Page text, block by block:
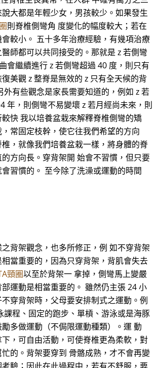
大都是年輕少女，男孩較少。如果發生
則脊椎側彎角 度變化的幅度較大；若在
較小。 五十多年治療經驗，有幾項治療
師都可以共同接受的。那就是 z 若側彎
會繼續進行 z 若側彎超過 40 度，則只有
美觀 z 整脊是無效的 z 只有全天候的背
外有些觀念是家長需要知道的，例如 z 若
年，則側彎不易變壞 z 若月經尚未來，則
快 我以培養盆栽來解釋脊椎側彎的矯
常固定枝幹，使它往我們希望的方向
，就像我們培養盆栽一樣，將身體的脊
方向長。穿背架開 始會不習慣，但只要
習慣的。 至今除了洗澡或運動的時間
背架觀念，也多所修正，例 如不穿背架
當重要的，因為只穿背架，背肌會失去
頸圈以至於背架一 拿掉，側彎馬上變嚴
運動是相當重要的。 雖然仍主張 24 小
穿背架時，父母要安排制式之運動。例
課程、固定的跑步、單槓、游泳或是海豚
多做運動（不侷限運動種類）。運 動
，可自由活動，可使脊椎更為柔軟，對
的。背架要穿到 骨骼成熟，才不會再變